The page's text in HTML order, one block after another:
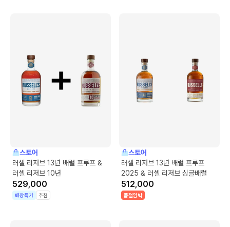
스토어
러셀 리저브 13년 배럴 프루프 &
러셀 리저브 10년
529,000
매장특가 추천
스토어
러셀 리저브 13년 배럴 프루프
2025 & 러셀 리저브 싱글배럴
512,000
품절임박